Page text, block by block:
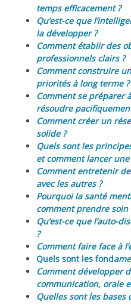
temps efficacement ?
Qu’est-ce que
la développer ?
Comment établir des
professionnels clairs ?
Comment construire
priorités à long terme ?
Comment se préparer
résoudre
Comment créer un
solide ?
Quels sont les
et comment lancer
Comment entretenir
avec les autres ?
Pourquoi la santé
comment prendre soin
Qu’est-ce que l’auto-
?
Comment faire face à
Quels sont les fond
Comment développer
communication, orale
Quelles sont les